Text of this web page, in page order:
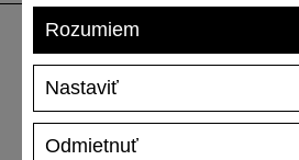
DOPRAVA A
Rozumiem
Odmietnuť
Nastaviť